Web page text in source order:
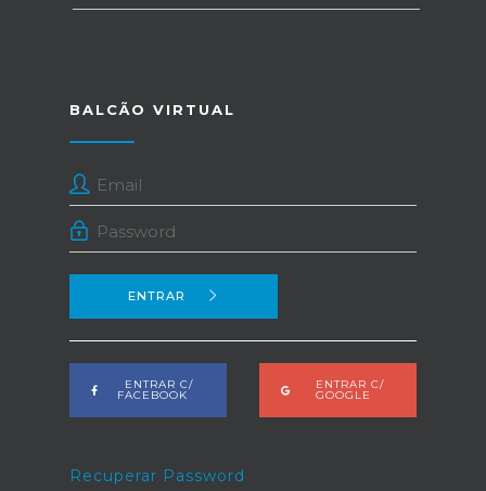
BALCÃO VIRTUAL
ENTRAR
ENTRAR C/
FACEBOOK
ENTRAR C/
GOOGLE
Recuperar Password